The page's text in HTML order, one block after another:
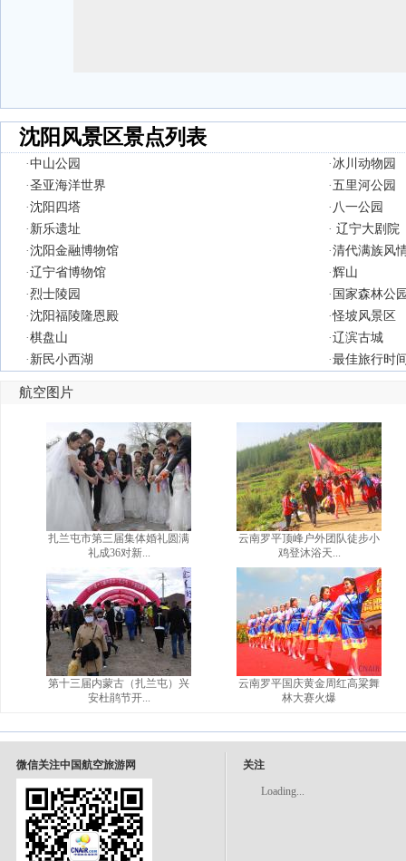
沈阳风景区景点列表
·中山公园 ·冰川动物园
·圣亚海洋世界 ·五里河公园
·沈阳四塔 · 八一公园
· 新乐遗址 · 辽宁大剧院
·沈阳金融博物馆 ·清代满族风
·辽宁省博物馆 ·辉山
·烈士陵园 · 国家森林公
·沈阳福陵隆恩殿 ·怪坡风景区
·棋盘山 ·辽滨古城
· 新民小西湖 ·最佳旅行时
航空图片
扎兰屯市第三届集体婚礼圆满
礼成36对新...
第十三届内蒙古（扎兰屯）兴
安杜鹃节开...
云南罗平顶峰户外团队徒步小
鸡登沐浴天...
云南罗平国庆黄金周红高粱舞
林大赛火爆
微信关注中国航空旅游网 关注
Loading...